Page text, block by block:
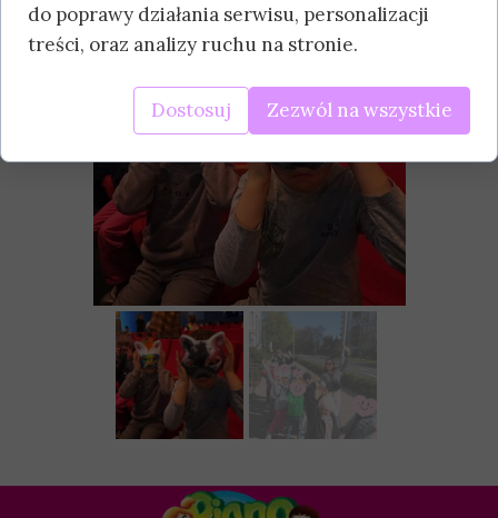
do poprawy działania serwisu, personalizacji
treści, oraz analizy ruchu na stronie.
Dostosuj Zezwól na wszystkie